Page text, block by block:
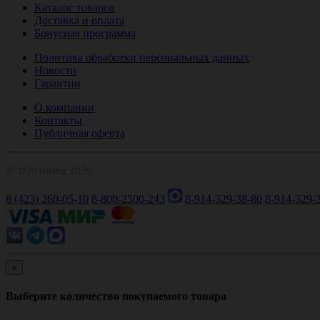
Каталог товаров
Доставка и оплата
Бонусная программа
Политика обработки персональных данных
Новости
Гарантии
О компании
Контакты
Публичная оферта
8 (423) 260-05-10 8-800-2500-243 8-914-329-38-80 8-914-329-
×
Выберите количество покупаемого товара